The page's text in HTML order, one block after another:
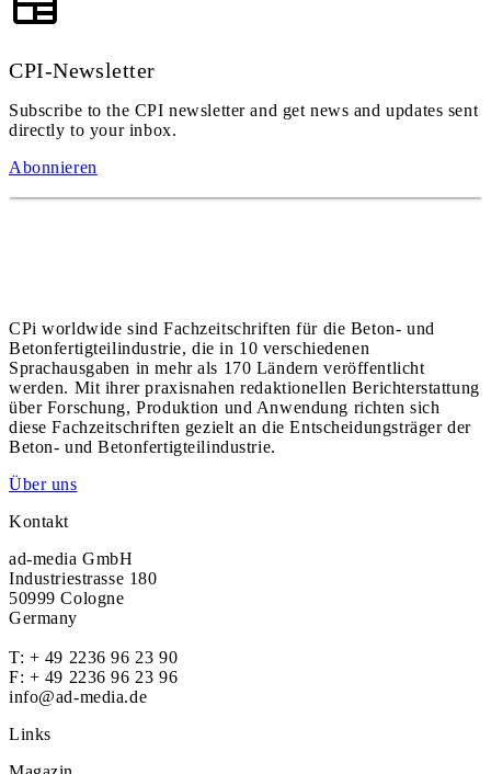
CPI-Newsletter
Subscribe to the CPI newsletter and get news and updates sent
directly to your inbox.
Abonnieren
CPi worldwide sind Fachzeitschriften für die Beton- und
Betonfertigteilindustrie, die in 10 verschiedenen
Sprachausgaben in mehr als 170 Ländern veröffentlicht
werden. Mit ihrer praxisnahen redaktionellen Berichterstattung
über Forschung, Produktion und Anwendung richten sich
diese Fachzeitschriften gezielt an die Entscheidungsträger der
Beton- und Betonfertigteilindustrie.
Über uns
Kontakt
ad-media GmbH
Industriestrasse 180
50999 Cologne
Germany
T: + 49 2236 96 23 90
F: + 49 2236 96 23 96
info@ad-media.de
Links